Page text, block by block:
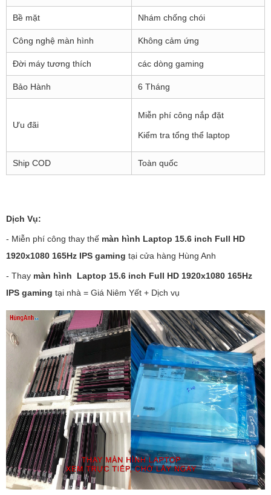
Bề mặt Nhám chống chói
Công nghệ màn hình Không cảm ứng
Đời máy tương thích các dòng gaming
Bảo Hành 6 Tháng
Ưu đãi
Miễn phí công nắp đặt
Kiểm tra tổng thể laptop
Ship COD Toàn quốc
Dịch Vụ:
- Miễn phí công thay thế màn hình Laptop 15.6 inch Full HD
1920x1080 165Hz IPS gaming tại cửa hàng Hùng Anh
- Thay màn hình Laptop 15.6 inch Full HD 1920x1080 165Hz
IPS gaming tại nhà = Giá Niêm Yết + Dịch vụ